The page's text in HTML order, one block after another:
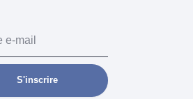
S'inscrire